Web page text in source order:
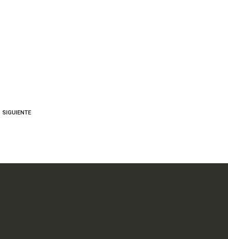
SIGUIENTE